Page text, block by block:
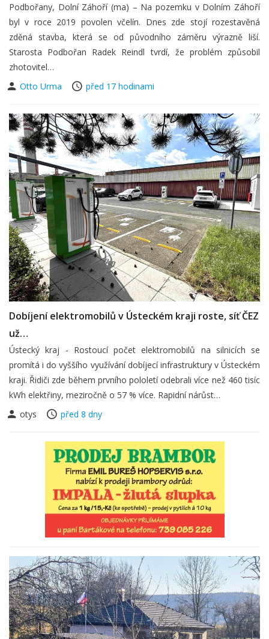
Podbořany, Dolní Záhoří (ma) – Na pozemku v Dolním Záhoří
byl v roce 2019 povolen včelín. Dnes zde stojí rozestavěná
zděná stavba, která se od původního záměru výrazně liší.
Starosta Podbořan Radek Reindl tvrdí, že problém způsobil
zhotovitel…
Otto Urma
před 17 hodinami
Dobíjení elektromobilů v Ústeckém kraji roste, síť ČEZ
už…
Ústecký kraj - Rostoucí počet elektromobilů na silnicích se
promítá i do vyššího využívání dobíjecí infrastruktury v Ústeckém
kraji. Řidiči zde během prvního pololetí odebrali více než 460 tisíc
kWh elektřiny, meziročně o 57 % více. Rapidní nárůst…
otys
před 8 dny